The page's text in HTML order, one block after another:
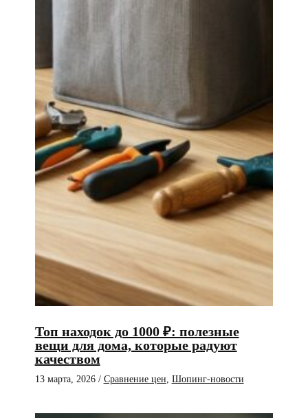
Топ находок до 1000 ₽: полезные
вещи для дома, которые радуют
качеством
13 марта, 2026 / Сравнение цен Шопинг-новости